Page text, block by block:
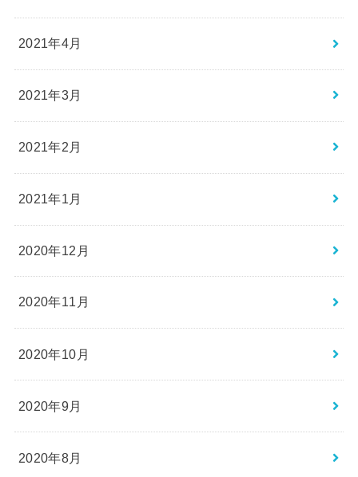
2021年4月
2021年3月
2021年2月
2021年1月
2020年12月
2020年11月
2020年10月
2020年9月
2020年8月